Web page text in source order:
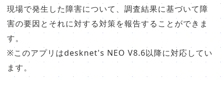
パッケージ版の動作環境
販売パートナー⼀覧
AppSuiteインテグレーター
現場で発生した障害について、調査結果に基づいて障
害の要因とそれに対する対策を報告することができま
す。
※このアプリはdesknet's NEO V8.6以降に対応してい
ます。